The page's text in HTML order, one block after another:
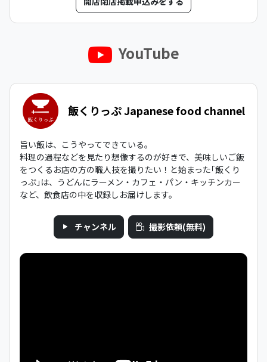
YouTube
飯くりっぷ Japanese food channel
旨い飯は、こうやってできている。
料理の過程などを見たり想像するのが好きで、美味しいご飯
をつくるお店の方の職人技を撮りたい！と始まった｢飯くり
っぷ｣は、うどんにラーメン・カフェ・パン・キッチンカー
など、飲食店の中を収録しお届けします。
チャンネル 撮影依頼(無料)